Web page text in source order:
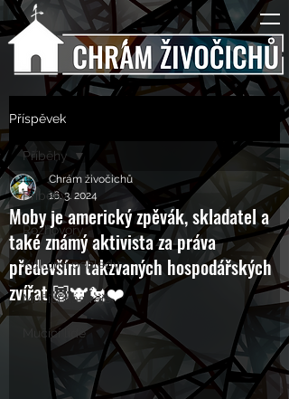
Příspěvek
Příběhy
Rozhovory
Kulturní pohledy
Mučící nástroje
Mučící lidé
Příběhy
Moby je americký zpěvák, skladatel a
také známý aktivista za práva
především takzvaných hospodářských
zvířat 🐷🐮🐔❤️
Chrám živočichů
16. 3. 2024